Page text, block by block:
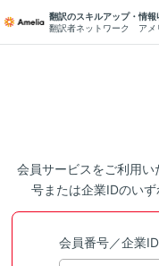
翻訳のスキルアップ・情
翻訳者ネットワーク アメ
会員サービスをご利用
号または企業IDのいず
会員番号／企業ID